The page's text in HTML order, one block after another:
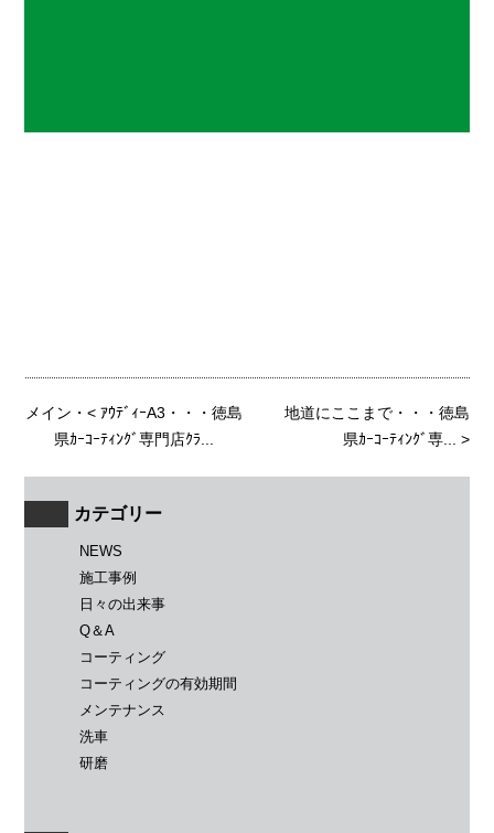
メイン ・< ｱｳﾃﾞｨｰA3・・・徳島
県ｶｰｺｰﾃｨﾝｸﾞ専門店ｸﾗ...
地道にここまで・・・徳島
県ｶｰｺｰﾃｨﾝｸﾞ専... >
カテゴリー
NEWS
施工事例
日々の出来事
Q＆A
コーティング
コーティングの有効期間
メンテナンス
洗車
研磨